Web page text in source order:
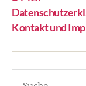
Kontakt und